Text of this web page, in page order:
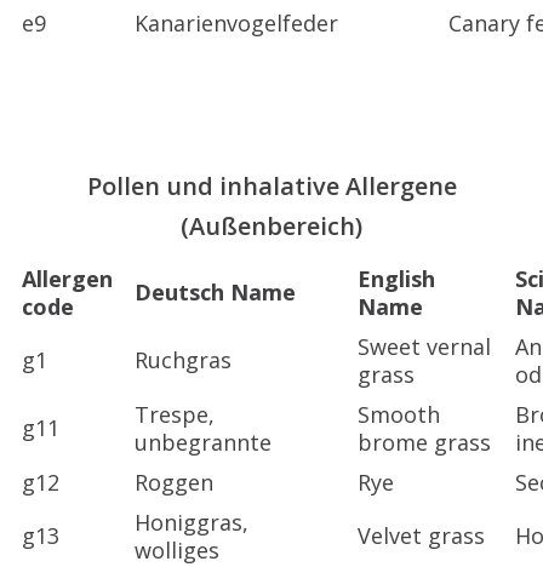
e9
Kanarienvogelfeder Canary
Pollen und inhalative Allergene
(Außenbereich)
Allergen
code
Deutsch Name
English
Name
g1
Ruchgras
Sweet vernal
grass
g11
Trespe,
unbegrannte
Smooth
brome grass
g12
Roggen Rye
g13
Honiggras,
wolliges
Velvet grass